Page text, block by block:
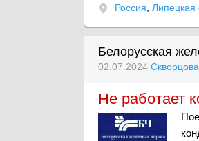
Россия, Липецкая
Белорусская
02.07.2024
Не работает